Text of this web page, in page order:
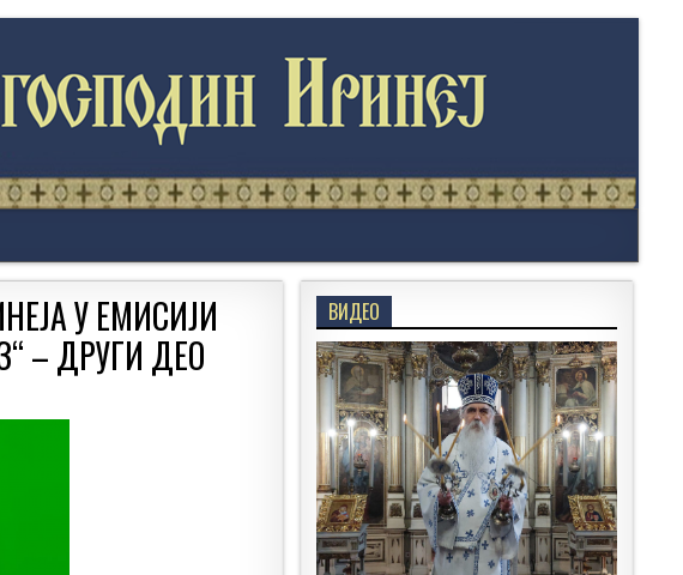
У ЕМИСИЈИ
– ДРУГИ ДЕО
ВИДЕО